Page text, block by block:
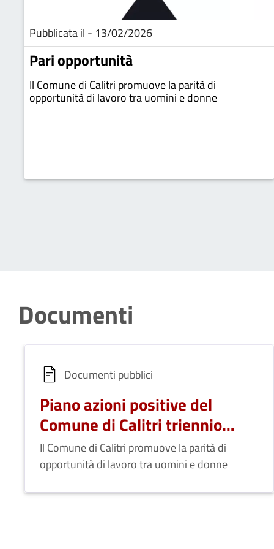
Pubblicata il - 13/02/2026
Pari opportunità
Il Comune di Calitri promuove la parità di
opportunità di lavoro tra uomini e donne
Documenti
Documenti pubblici
Piano azioni positive del
Comune di Calitri triennio
2023/2025
Il Comune di Calitri promuove la parità di
opportunità di lavoro tra uomini e donne